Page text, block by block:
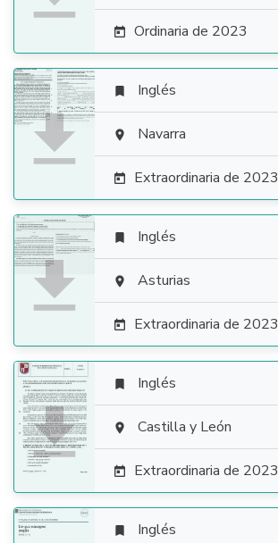
 Ordinaria de 2023

 Inglés
 Navarra
 Extraordinaria de 2023

 Inglés
 Asturias
 Extraordinaria de 2023

 Inglés
 Castilla y León
 Extraordinaria de 2023
 Inglés